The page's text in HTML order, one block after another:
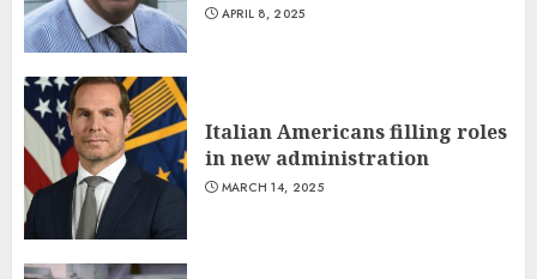
APRIL 8, 2025
Italian Americans filling roles
in new administration
MARCH 14, 2025